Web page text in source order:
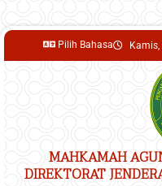
Pilih Bahasa
MAHKAMAH
DIREKTORAT